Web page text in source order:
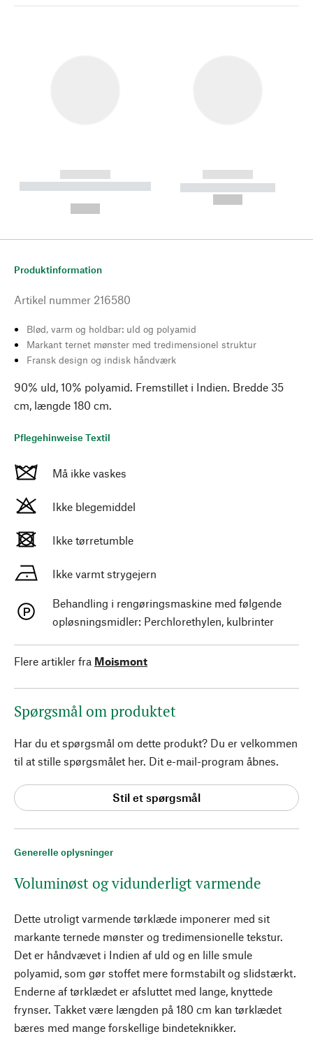
------------
----------- ----------- --------
------------
----------- -----------
Generelle oplysninger
Voluminøst og vidunderligt varmende
Dette utroligt varmende tørklæde imponerer med sit
markante ternede mønster og tredimensionelle tekstur.
Det er håndvævet i Indien af uld og en lille smule
polyamid, som gør stoffet mere formstabilt og slidstærkt.
Enderne af tørklædet er afsluttet med lange, knyttede
frynser. Takket være længden på 180 cm kan tørklædet
bæres med mange forskellige bindeteknikker.
Produktinformation
Artikel nummer 216580
Blød, varm og holdbar: uld og polyamid
Markant ternet mønster med tredimensionel struktur
Fransk design og indisk håndværk
90% uld, 10% polyamid. Fremstillet i Indien. Bredde 35
cm, længde 180 cm.
Pflegehinweise Textil
Må ikke vaskes
Ikke blegemiddel
Ikke tørretumble
Ikke varmt strygejern
Behandling i rengøringsmaskine med følgende
opløsningsmidler: Perchlorethylen, kulbrinter
Flere artikler fra Moismont
Spørgsmål om produktet
Har du et spørgsmål om dette produkt? Du er velkommen
til at stille spørgsmålet her. Dit e-mail-program åbnes.
Stil et spørgsmål